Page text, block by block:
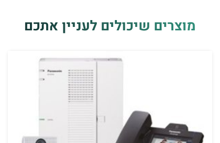
מוצרים שיכולים לעניין אתכם